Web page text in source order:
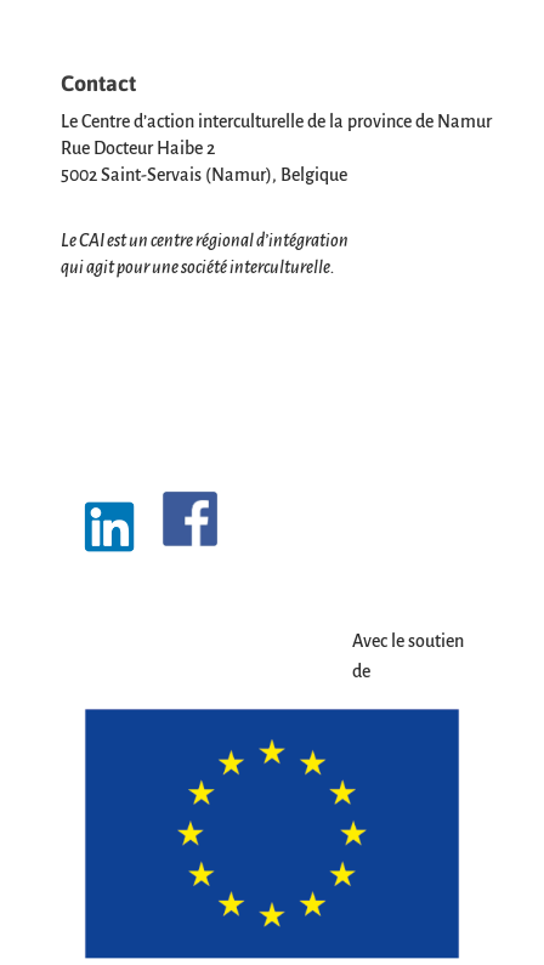
Contact
Le Centre d’action interculturelle de la province de Namur
Rue Docteur Haibe 2
5002 Saint-Servais (Namur), Belgique
Le CAI est un centre régional d’intégration
qui agit pour une société interculturelle.
Avec le soutien
de